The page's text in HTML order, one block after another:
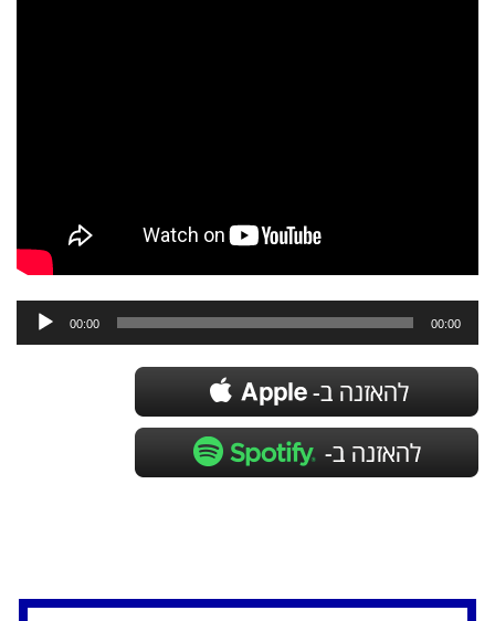
נגן
אודיו 00:00 00:00